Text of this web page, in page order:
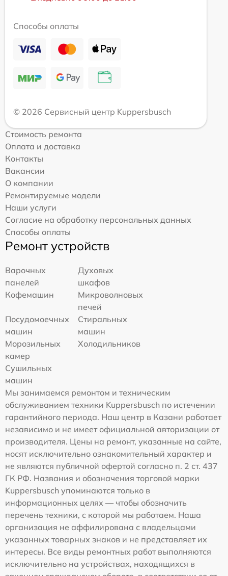
Способы оплаты
© 2026 Сервисный центр Kuppersbusch
Стоимость ремонта
Оплата и доставка
Контакты
Вакансии
О компании
Ремонтируемые модели
Наши услуги
Согласие на обработку персональных данных
Способы оплаты
Ремонт устройств
Варочных
панелей
Духовых
шкафов
Кофемашин
Микроволновых
печей
Посудомоечных
машин
Стиральных
машин
Морозильных
камер
Холодильников
Сушильных
машин
Мы занимаемся ремонтом и техническим
обслуживанием техники Kuppersbusch по истечении
гарантийного периода. Наш центр в Казани работает
независимо и не имеет официальной авторизации от
производителя. Цены на ремонт, указанные на сайте,
носят исключительно ознакомительный характер и
не являются публичной офертой согласно п. 2 ст. 437
ГК РФ. Названия и обозначения торговой марки
Kuppersbusch упоминаются только в
информационных целях — чтобы обозначить
перечень техники, с которой мы работаем. Наша
организация не аффилирована с владельцами
указанных товарных знаков и не представляет их
интересы. Все виды ремонтных работ выполняются
исключительно на устройствах, находящихся в